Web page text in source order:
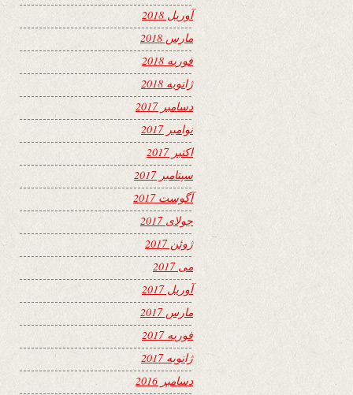
آوریل 2018
مارس 2018
فوریه 2018
ژانویه 2018
دسامبر 2017
نوامبر 2017
اکتبر 2017
سپتامبر 2017
آگوست 2017
جولای 2017
ژوئن 2017
می 2017
آوریل 2017
مارس 2017
فوریه 2017
ژانویه 2017
دسامبر 2016